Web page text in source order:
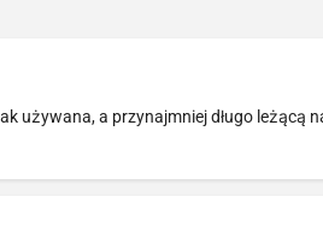
używana, a przynajmniej długo leżącą